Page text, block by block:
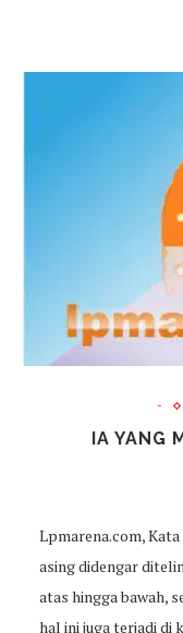
-
IA YANG
Lpmarena.com,
asing didengar
atas hingga bawah,
hal ini juga terjadi di